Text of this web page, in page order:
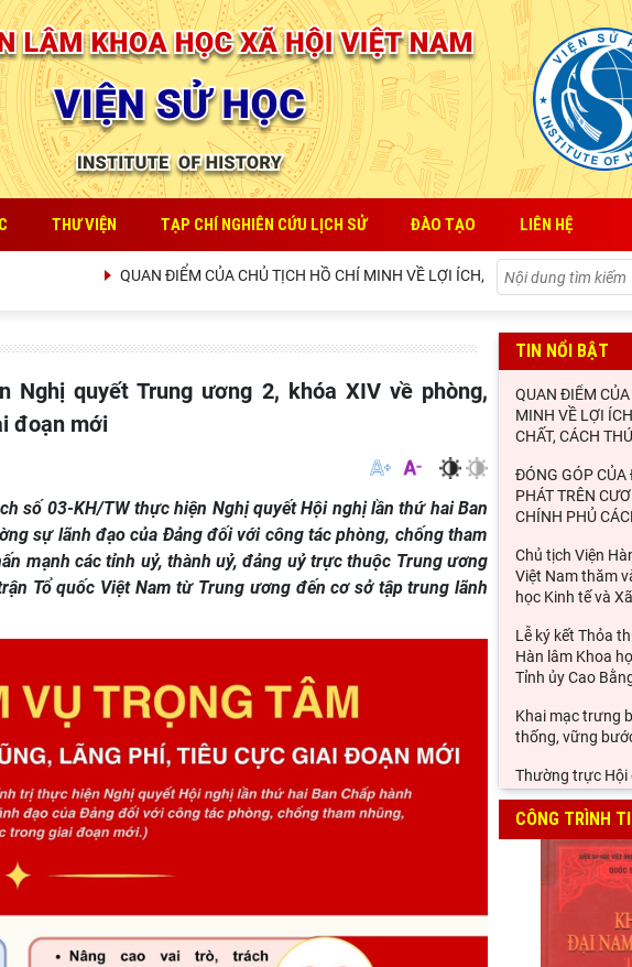
THƯ VIỆN TẠP CHÍ NGHIÊN CỨU LỊCH SỬ ĐÀO TẠO LIÊN HỆ
QUAN ĐIỂM CỦA CHỦ TỊCH HỒ CHÍ MINH VỀ LỢI ÍCH, NGUYÊN TẮC, BẢN
đoạn mới
số 03-KH/TW thực hiện Nghị quyết Hội nghị lần thứ hai Ban
sự lãnh đạo của Đảng đối với công tác phòng, chống tham
mạnh các tỉnh uỷ, thành uỷ, đảng uỷ trực thuộc Trung ương
Tổ quốc Việt Nam từ Trung ương đến cơ sở tập trung lãnh
TIN NỔI BẬT
QUAN ĐIỂM
MINH VỀ LỢI
CHẤT, CÁCH
ĐÓNG GÓP CỦA
PHÁT TRÊN
CHÍNH PHỦ
Chủ tịch Viện
Việt Nam thăm
học Kinh tế và
Lễ ký kết Thỏa
Hàn lâm Khoa
Tỉnh ủy Cao
Khai mạc trưng
thống, vững
Thường trực Hội
ương làm việc
hội - Văn học,
Đảng ủy Viện
Việt Nam tổ
nghiệp vụ công
Viện Sử học
quốc gia "Danh
CÔNG TRÌNH